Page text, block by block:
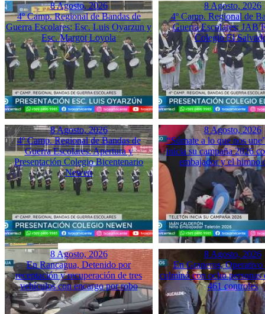
8 Agosto, 2026
4º Camp. Regional de Bandas de
Guerra Escolares: Esc. Luis Oyarzun y
Esc. Margot Loyola
8 Agosto, 2026
4º Camp. Regional de
Guerra Escolares: JAB
Colegio El
8 Agosto, 2026
4º Camp. Regional de Bandas de
Guerra Escolares: Apertura y
Presentación Colegio Bicentenario
Newen
8 Agosto, 2026
“Súmate a lo que nos
inicia su campaña 2026
embajador y el himno
8 Agosto, 2026
En Rancagua, Detenido por
receptación y recuperación de tres
vehículos con encargo por robo
8 Agosto, 2026
En Graneros,
culminó con ocho personas
461 controles